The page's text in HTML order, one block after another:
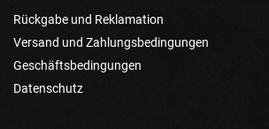
Rückgabe und Reklamation
Versand und Zahlungsbedingungen
Geschäftsbedingungen
Datenschutz